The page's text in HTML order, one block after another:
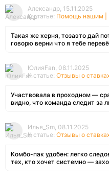
Александр, 15.11.2025
К статье: Помощь нашим |
Такая же херня, тозаэто дай
говорю верни что я тебе
ЮлияFan, 08.11.2025
К статье: Отзывы о
Участвовала в проходном —
видно, что команда следит за
Илья_Sm, 08.11.2025
К статье: Отзывы о
Комбо-пак удобен: легко
тех, кто хочет системно —